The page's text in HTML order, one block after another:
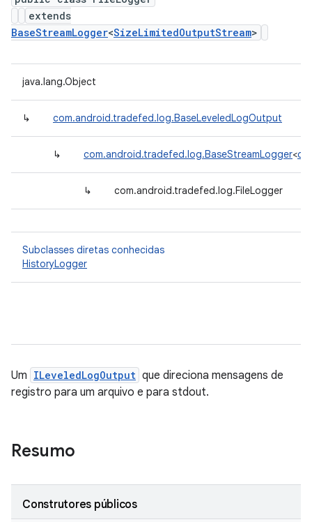
extends
BaseStreamLogger<SizeLimitedOutputStream>
java.lang.Object
↳ com.android.tradefed.log.BaseLeveledLogOutput
↳ com.android.tradefed.log.BaseStreamLogger<
↳ com.android.tradefed.log.FileLogger
Subclasses diretas conhecidas
HistoryLogger
Um ILeveledLogOutput que direciona mensagens de
registro para um arquivo e para stdout.
Resumo
Construtores públicos